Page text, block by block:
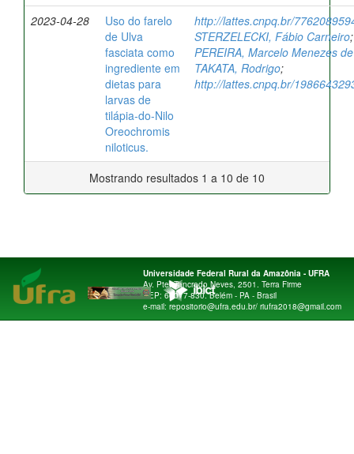
2023-04-28
Uso do farelo
de Ulva
fasciata como
ingrediente em
dietas para
larvas de
tilápia-do-Nilo
Oreochromis
niloticus.
http://lattes.cnpq.br/
STERZELECKI, Fábio Carneiro;
PEREIRA, Marcelo Menezes
TAKATA, Rodrigo;
http://lattes.cnpq.br/
Mostrando resultados 1 a 10 de 10
Universidade Federal Rural da Amazônia - UFRA
Av. Pte. Tancredo Neves, 2501. Terra Firme
CEP: 66077-830. Belém - PA - Brasil
e-mail: repositorio@ufra.edu.br/ riufra2018@gmail.com